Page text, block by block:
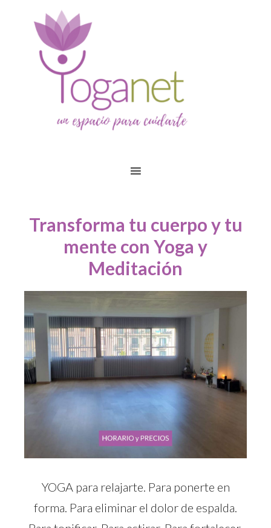
Transforma tu cuerpo y tu
mente con Yoga y
Meditación
YOGA para relajarte. Para ponerte en
forma. Para eliminar el dolor de espalda.